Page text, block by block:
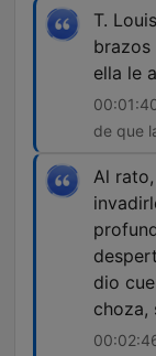
T.
brazos
ella le
de que
Al
dio
choza,